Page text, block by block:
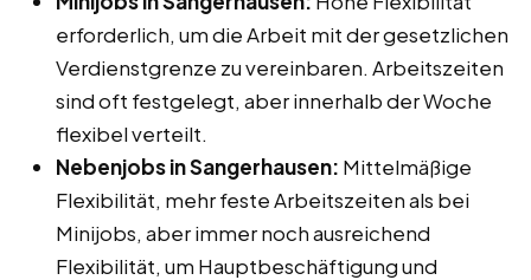
erforderlich, um die Arbeit mit der gesetzlichen
Verdienstgrenze zu vereinbaren. Arbeitszeiten
sind oft festgelegt, aber innerhalb der Woche
flexibel verteilt.
Nebenjobs in Sangerhausen: Mittelmäßige
Flexibilität, mehr feste Arbeitszeiten als bei
Minijobs, aber immer noch ausreichend
Flexibilität, um Hauptbeschäftigung und